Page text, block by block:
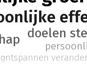
doelen
ontspannen